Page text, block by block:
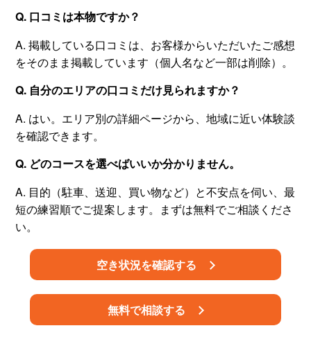
Q. 口コミは本物ですか？
A. 掲載している口コミは、お客様からいただいたご感想
をそのまま掲載しています（個人名など一部は削除）。
Q. 自分のエリアの口コミだけ見られますか？
A. はい。エリア別の詳細ページから、地域に近い体験談
を確認できます。
Q. どのコースを選べばいいか分かりません。
A. 目的（駐車、送迎、買い物など）と不安点を伺い、最
短の練習順でご提案します。まずは無料でご相談くださ
い。
空き状況を確認する
無料で相談する